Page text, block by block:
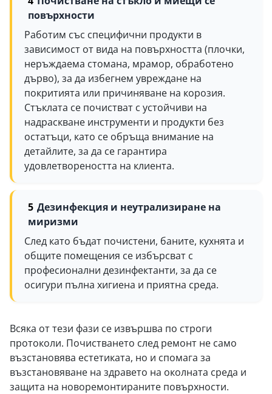
повърхности
Работим със специфични продукти в
зависимост от вида на повърхността (плочки,
неръждаема стомана, мрамор, обработено
дърво), за да избегнем увреждане на
покритията или причиняване на корозия.
Стъклата се почистват с устойчиви на
надраскване инструменти и продукти без
остатъци, като се обръща внимание на
детайлите, за да се гарантира
удовлетвореността на клиента.
Дезинфекция и неутрализиране на
миризми
След като бъдат почистени, баните, кухнята и
общите помещения се избърсват с
професионални дезинфектанти, за да се
осигури пълна хигиена и приятна среда.
Всяка от тези фази се извършва по строги
протоколи. Почистването след ремонт не само
възстановява естетиката, но и спомага за
възстановяване на здравето на околната среда и
защита на новоремонтираните повърхности.